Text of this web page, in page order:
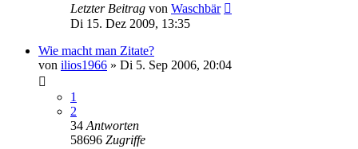
Letzter Beitrag von Waschbär
Di 15. Dez 2009, 13:35
Wie macht man Zitate?
von ilios1966 » Di 5. Sep 2006, 20:04
1
2
34 Antworten
58696 Zugriffe